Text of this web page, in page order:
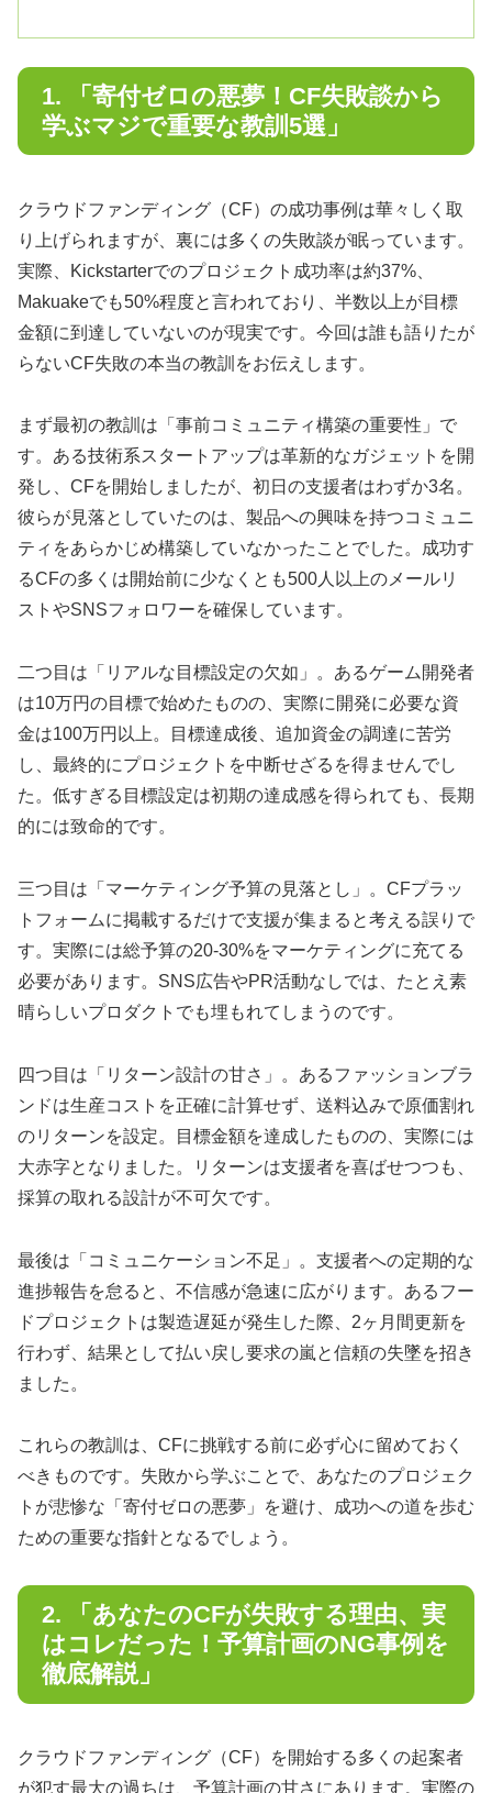
1. 「寄付ゼロの悪夢！CF失敗談から
学ぶマジで重要な教訓5選」
クラウドファンディング（CF）の成功事例は華々しく取
り上げられますが、裏には多くの失敗談が眠っています。
実際、Kickstarterでのプロジェクト成功率は約37%、
Makuakeでも50%程度と言われており、半数以上が目標
金額に到達していないのが現実です。今回は誰も語りたが
らないCF失敗の本当の教訓をお伝えします。
まず最初の教訓は「事前コミュニティ構築の重要性」で
す。ある技術系スタートアップは革新的なガジェットを開
発し、CFを開始しましたが、初日の支援者はわずか3名。
彼らが見落としていたのは、製品への興味を持つコミュニ
ティをあらかじめ構築していなかったことでした。成功す
るCFの多くは開始前に少なくとも500人以上のメールリ
ストやSNSフォロワーを確保しています。
二つ目は「リアルな目標設定の欠如」。あるゲーム開発者
は10万円の目標で始めたものの、実際に開発に必要な資
金は100万円以上。目標達成後、追加資金の調達に苦労
し、最終的にプロジェクトを中断せざるを得ませんでし
た。低すぎる目標設定は初期の達成感を得られても、長期
的には致命的です。
三つ目は「マーケティング予算の見落とし」。CFプラッ
トフォームに掲載するだけで支援が集まると考える誤りで
す。実際には総予算の20-30%をマーケティングに充てる
必要があります。SNS広告やPR活動なしでは、たとえ素
晴らしいプロダクトでも埋もれてしまうのです。
四つ目は「リターン設計の甘さ」。あるファッションブラ
ンドは生産コストを正確に計算せず、送料込みで原価割れ
のリターンを設定。目標金額を達成したものの、実際には
大赤字となりました。リターンは支援者を喜ばせつつも、
採算の取れる設計が不可欠です。
最後は「コミュニケーション不足」。支援者への定期的な
進捗報告を怠ると、不信感が急速に広がります。あるフー
ドプロジェクトは製造遅延が発生した際、2ヶ月間更新を
行わず、結果として払い戻し要求の嵐と信頼の失墜を招き
ました。
これらの教訓は、CFに挑戦する前に必ず心に留めておく
べきものです。失敗から学ぶことで、あなたのプロジェク
トが悲惨な「寄付ゼロの悪夢」を避け、成功への道を歩む
ための重要な指針となるでしょう。
2. 「あなたのCFが失敗する理由、実
はコレだった！予算計画のNG事例を
徹底解説」
クラウドファンディング（CF）を開始する多くの起案者
が犯す最大の過ちは、予算計画の甘さにあります。実際の